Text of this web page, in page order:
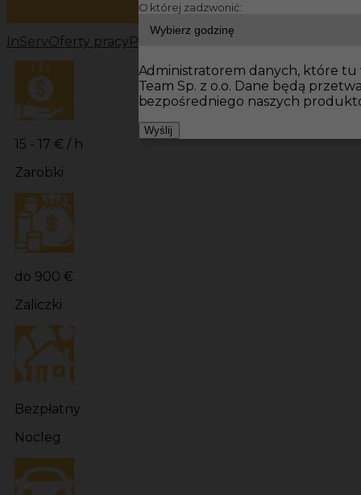
InServOferty pracy Pracownicy fizyczni Niemcy
15 - 17 € / h
Zarobki
do 900 €
Zaliczki
Bezpłatny
Nocleg
O której zadzwonić:
Administratorem danych, które tu
Team Sp. z o.o. Dane będą
bezpośredniego naszych
Wyślij